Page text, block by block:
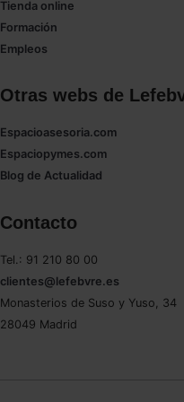
Tienda online
Formación
Empleos
Otras webs de
Espacioasesoria.com
Espaciopymes.com
Blog de Actualidad
Contacto
Tel.: 91 210 80 00
clientes@lefebvre.es
Monasterios de Suso y Yuso, 34
28049 Madrid